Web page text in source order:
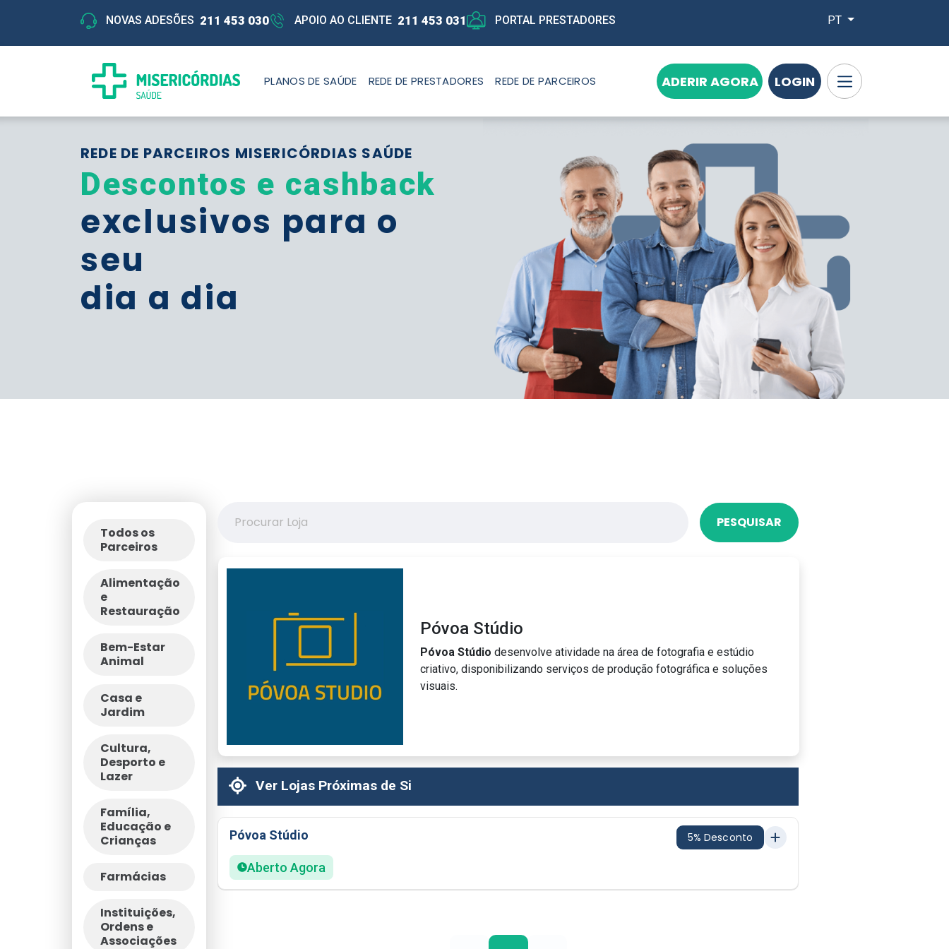
NOVAS ADESÕES 211 453 030 APOIO AO CLIENTE 211 453 031 PORTAL PRESTADORES PT
PLANOS DE SAÚDE REDE DE PRESTADORES REDE DE PARCEIROS ADERIR AGORA LOGIN
REDE DE PARCEIROS MISERICÓRDIAS SAÚDE
Descontos e cashback
exclusivos para o
seu
dia a dia
Todos os
Parceiros
Alimentação
e
Restauração
Bem-Estar
Animal
Casa e
Jardim
Cultura,
Desporto e
Lazer
Família,
Educação e
Crianças
Farmácias
Instituições,
Ordens e
Associações
PESQUISAR
Póvoa Stúdio
Póvoa Stúdio desenvolve atividade na área de fotografia e estúdio
criativo, disponibilizando serviços de produção fotográfica e soluções
visuais.
Ver Lojas Próximas de Si
Póvoa Stúdio 5% Desconto
Aberto Agora